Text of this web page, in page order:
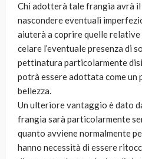
Chi adotterà tale frangia avrà
nascondere eventuali
aiuterà a coprire quelle
celare l’eventuale presenza di
pettinatura particolarmente
potrà essere adottata come un
bellezza.
Un ulteriore vantaggio è dato
frangia sarà particolarmente
quanto avviene normalmente
hanno necessità di essere